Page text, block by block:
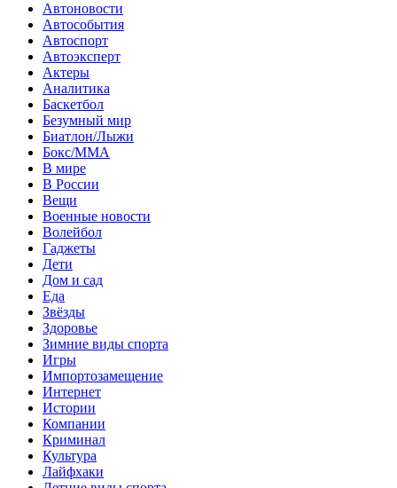
Автоновости
Автособытия
Автоспорт
Автоэксперт
Актеры
Аналитика
Баскетбол
Безумный мир
Биатлон/Лыжи
Бокс/MMA
В мире
В России
Вещи
Военные новости
Волейбол
Гаджеты
Дети
Дом и сад
Еда
Звёзды
Здоровье
Зимние виды спорта
Игры
Импортозамещение
Интернет
Истории
Компании
Криминал
Культура
Лайфхаки